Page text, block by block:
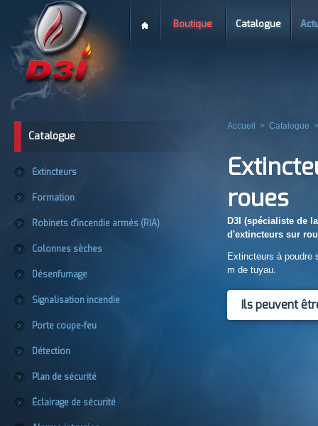
Boutique Catalogue
Catalogue
Extincteurs
Formation
Robinets d'incendie armés (RIA)
Colonnes sèches
Désenfumage
Signalisation incendie
Porte coupe-feu
Détection
Plan de sécurité
Éclairage de sécurité
Accueil > Catalogue
roues
D3I (spécialiste de
d'extincteurs sur
Extincteurs à poudre
m de tuyau.
Ils peuvent